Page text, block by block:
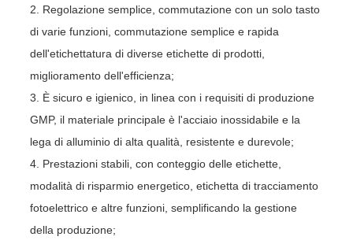
2. Regolazione semplice, commutazione con un solo tasto
di varie funzioni, commutazione semplice e rapida
dell'etichettatura di diverse etichette di prodotti,
miglioramento dell'efficienza;
3. È sicuro e igienico, in linea con i requisiti di produzione
GMP, il materiale principale è l'acciaio inossidabile e la
lega di alluminio di alta qualità, resistente e durevole;
4. Prestazioni stabili, con conteggio delle etichette,
modalità di risparmio energetico, etichetta di tracciamento
fotoelettrico e altre funzioni, semplificando la gestione
della produzione;